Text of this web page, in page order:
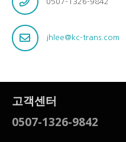
jhlee@kc-trans.com
고객센터
0507-1326-9842